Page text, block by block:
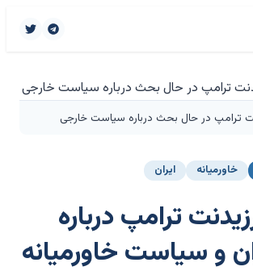
ترامپ در حال بحث درباره سیاست خارجی
خاورمیانه ایران
ترامپ درباره
و سیاست خاورمیانه